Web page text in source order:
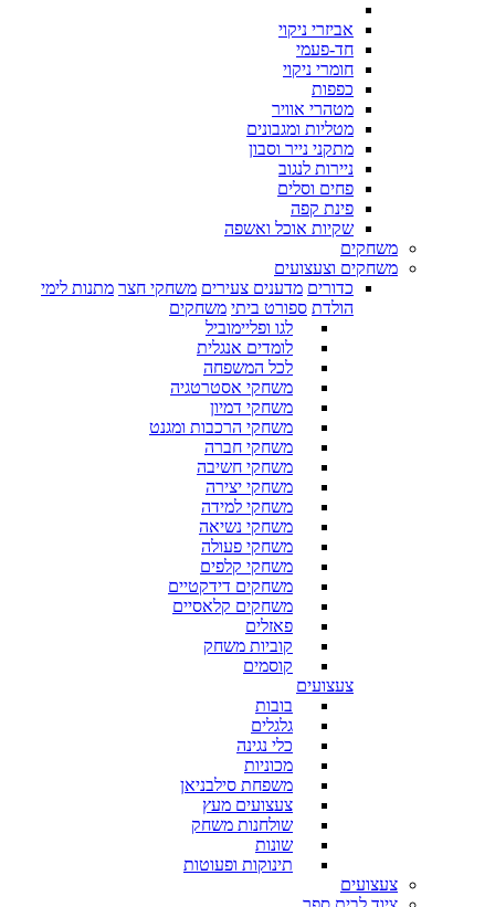
אביזרי ניקוי
חד-פעמי
חומרי ניקוי
כפפות
מטהרי אוויר
מטליות ומגבונים
מתקני נייר וסבון
ניירות לנגוב
פחים וסלים
פינת קפה
שקיות אוכל ואשפה
משחקים
משחקים וצעצועים
כדורים מדענים צעירים משחקי חצר מתנות לימי
הולדת ספורט ביתי משחקים
לגו ופליימוביל
לומדים אנגלית
לכל המשפחה
משחקי אסטרטגיה
משחקי דמיון
משחקי הרכבות ומגנט
משחקי חברה
משחקי חשיבה
משחקי יצירה
משחקי למידה
משחקי נשיאה
משחקי פעולה
משחקי קלפים
משחקים דידקטיים
משחקים קלאסיים
פאזלים
קוביות משחק
קוסמים
צעצועים
בובות
גלגלים
כלי נגינה
מכוניות
משפחת סילבניאן
צעצועים מעץ
שולחנות משחק
שונות
תינוקות ופעוטות
צעצועים